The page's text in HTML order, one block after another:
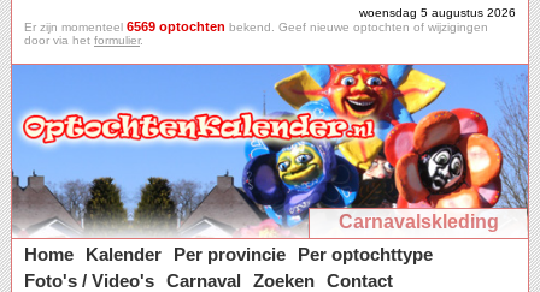
woensdag 5 augustus 2026
Er zijn momenteel 6569 optochten bekend. Geef nieuwe optochten of wijzigingen
door via het formulier.
Carnavalskleding
Home
Kalender Per provincie
Per optochttype
Foto's / Video's Carnaval Zoeken Contact